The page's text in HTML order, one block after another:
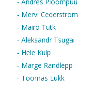
- Mervi Cederström
- Mairo Tutk
- Aleksandr Tsugai
- Hele Kulp
- Marge Randlepp
- Toomas Lukk